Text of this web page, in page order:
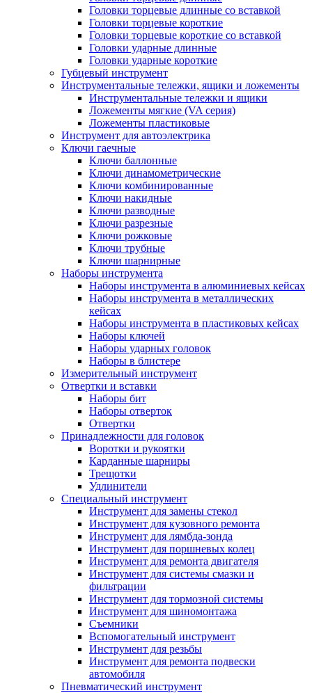
Головки торцевые длинные со вставкой
Головки торцевые короткие
Головки торцевые короткие со вставкой
Головки ударные длинные
Головки ударные короткие
Губцевый инструмент
Инструментальные тележки, ящики и ложементы
Инструментальные тележки и ящики
Ложементы мягкие (VA серия)
Ложементы пластиковые
Инструмент для автоэлектрика
Ключи гаечные
Ключи баллонные
Ключи динамометрические
Ключи комбинированные
Ключи накидные
Ключи разводные
Ключи разрезные
Ключи рожковые
Ключи трубные
Ключи шарнирные
Наборы инструмента
Наборы инструмента в алюминиевых кейсах
Наборы инструмента в металлических
кейсах
Наборы инструмента в пластиковых кейсах
Наборы ключей
Наборы ударных головок
Наборы в блистере
Измерительный инструмент
Отвертки и вставки
Наборы бит
Наборы отверток
Отвертки
Принадлежности для головок
Воротки и рукоятки
Карданные шарниры
Трещотки
Удлинители
Специальный инструмент
Инструмент для замены стекол
Инструмент для кузовного ремонта
Инструмент для лямбда-зонда
Инструмент для поршневых колец
Инструмент для ремонта двигателя
Инструмент для системы смазки и
фильтрации
Инструмент для тормозной системы
Инструмент для шиномонтажа
Съемники
Вспомогательный инструмент
Инструмент для резьбы
Инструмент для ремонта подвески
автомобиля
Пневматический инструмент